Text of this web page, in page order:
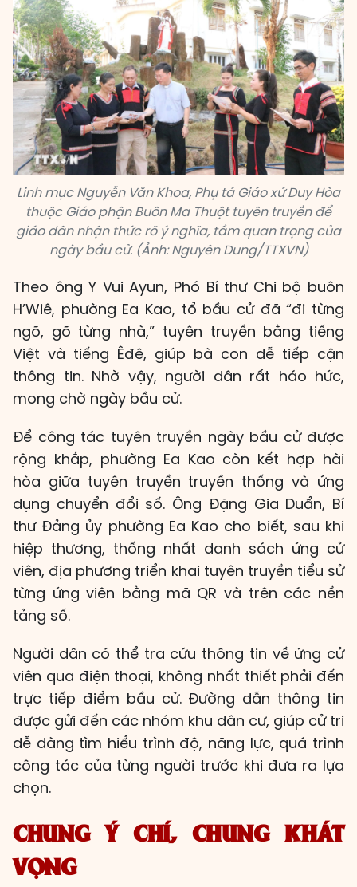
Linh mục Nguyễn Văn Khoa, Phụ tá Giáo xứ Duy Hòa
thuộc Giáo phận Buôn Ma Thuột tuyên truyền để
giáo dân nhận thức rõ ý nghĩa, tầm quan trọng của
ngày bầu cử. (Ảnh: Nguyên Dung/TTXVN)
Theo ông Y Vui Ayun, Phó Bí thư Chi bộ buôn
H’Wiê, phường Ea Kao, tổ bầu cử đã “đi từng
ngõ, gõ từng nhà,” tuyên truyền bằng tiếng
Việt và tiếng Êđê, giúp bà con dễ tiếp cận
thông tin. Nhờ vậy, người dân rất háo hức,
mong chờ ngày bầu cử.
Để công tác tuyên truyền ngày bầu cử được
rộng khắp, phường Ea Kao còn kết hợp hài
hòa giữa tuyên truyền truyền thống và ứng
dụng chuyển đổi số. Ông Đặng Gia Duẩn, Bí
thư Đảng ủy phường Ea Kao cho biết, sau khi
hiệp thương, thống nhất danh sách ứng cử
viên, địa phương triển khai tuyên truyền tiểu sử
từng ứng viên bằng mã QR và trên các nền
tảng số.
Người dân có thể tra cứu thông tin về ứng cử
viên qua điện thoại, không nhất thiết phải đến
trực tiếp điểm bầu cử. Đường dẫn thông tin
được gửi đến các nhóm khu dân cư, giúp cử tri
dễ dàng tìm hiểu trình độ, năng lực, quá trình
công tác của từng người trước khi đưa ra lựa
chọn.
CHUNG Ý CHÍ, CHUNG KHÁT
VỌNG